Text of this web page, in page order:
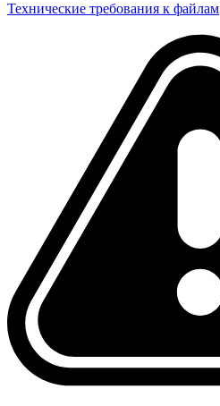
Технические требования к файлам